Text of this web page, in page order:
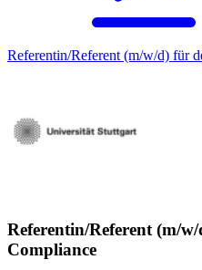
Referentin/Referent (m/w/d) für
Referentin/Referent (m/
Compliance